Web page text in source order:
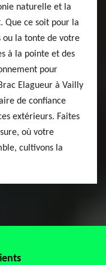
naturelle et la
Que ce soit pour la
ou la tonte de votre
à la pointe et des
pour
Elagueur à Vailly
de confiance
extérieurs. Faites
où votre
cultivons la